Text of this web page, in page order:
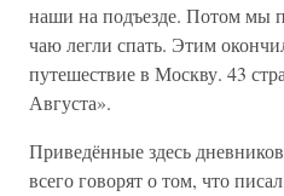
наши на подъезде. Потом мы
чаю легли спать. Этим
путешествие в Москву. 43
Августа».
Приведённые здесь
всего говорят о том, что